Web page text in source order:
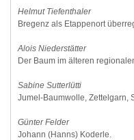
Helmut Tiefenthaler
Bregenz als Etappenort
Alois Niederstätter
Der Baum im älteren
Sabine Sutterlütti
Jumel-Baumwolle, Zettelgarn,
Günter Felder
Johann (Hanns) Koderle.